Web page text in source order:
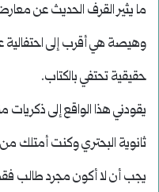
ما يثير القرف الحديث عن
وهيصة هي أقرب إلى احتفالية
حقيقية تحتفي بالكتاب.
ثانوية البحتري وكنت أمتلك
يجب أن لا أكون مجرد طالب